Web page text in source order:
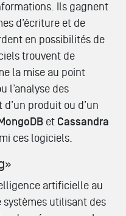
Ils gagnent
d’écriture et de
en possibilités de
trouvent de
la mise au point
l’analyse des
produit ou d’un
et Cassandra
ces logiciels.
artificielle au
systèmes utilisant des